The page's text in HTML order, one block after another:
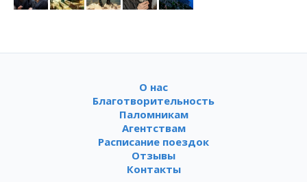
О нас
Благотворительность
Паломникам
Агентствам
Расписание поездок
Отзывы
Контакты